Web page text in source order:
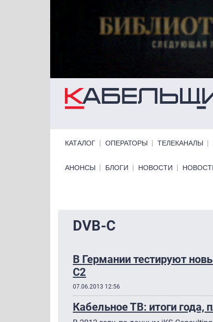
КАТАЛОГ ОПЕРАТОРЫ ТЕЛЕКАНАЛЫ
Primary links bottom
АНОНСЫ БЛОГИ НОВОСТИ
DVB-C
В Германии тестируют
C2
07.06.2013 12:56
Кабельное ТВ: итоги года,